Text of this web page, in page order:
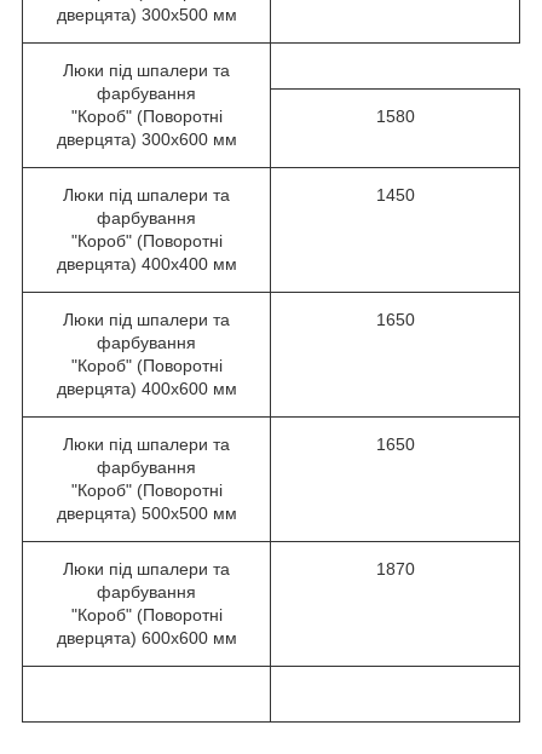
дверцята) 300х500 мм
Люки під шпалери та
фарбування
"Короб" (Поворотні
дверцята) 300х600 мм
1580
Люки під шпалери та
фарбування
"Короб" (Поворотні
дверцята) 400х400 мм
1450
Люки під шпалери та
фарбування
"Короб" (Поворотні
дверцята) 400х600 мм
1650
Люки під шпалери та
фарбування
"Короб" (Поворотні
дверцята) 500х500 мм
1650
Люки під шпалери та
фарбування
"Короб" (Поворотні
дверцята) 600х600 мм
1870